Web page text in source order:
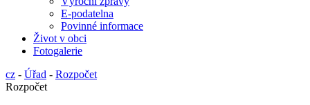
E-podatelna
Povinné informace
Život v obci
Fotogalerie
cz - Úřad - Rozpočet
Rozpočet